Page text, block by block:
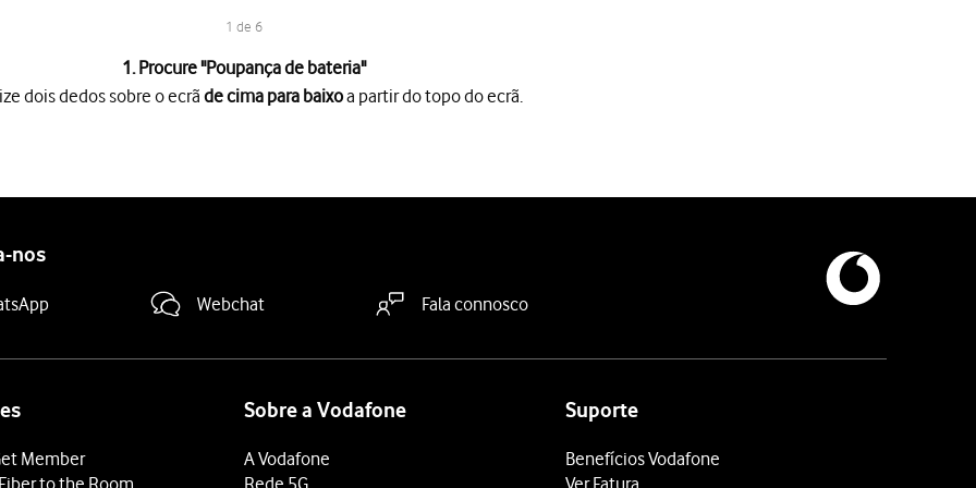
1 de 6
1. Procure "Poupança de bateria"
dois dedos sobre o ecrãde cima para baixoa partir do topo do ecrã.
terminar e voltar ao ecrã inicial.
nos
Webchat Fala connosco
Member
to the Room
Sobre a Vodafone
A Vodafone
Rede 5G
Suporte
Benefícios Vodafone
Ver Fatura